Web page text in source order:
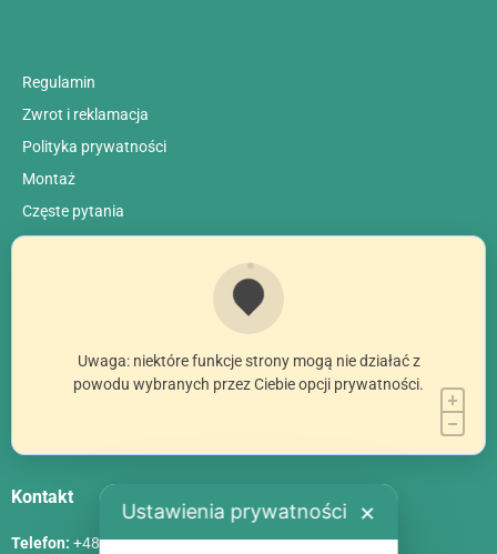
Regulamin
Zwrot i reklamacja
Polityka prywatności
Montaż
Сzęste pytania
Uwaga: niektóre funkcje strony mogą nie działać z
powodu wybranych przez Ciebie opcji prywatności.
Kontakt
Telefon: +48 786 84 83 84
Ustawienia prywatności ✕